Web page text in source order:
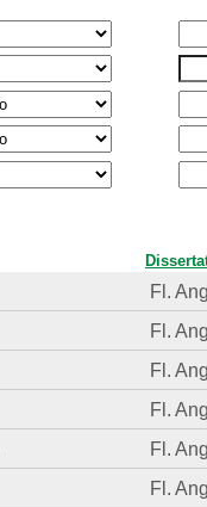
Fl.
Fl.
Fl.
Fl.
Fl.
Fl.